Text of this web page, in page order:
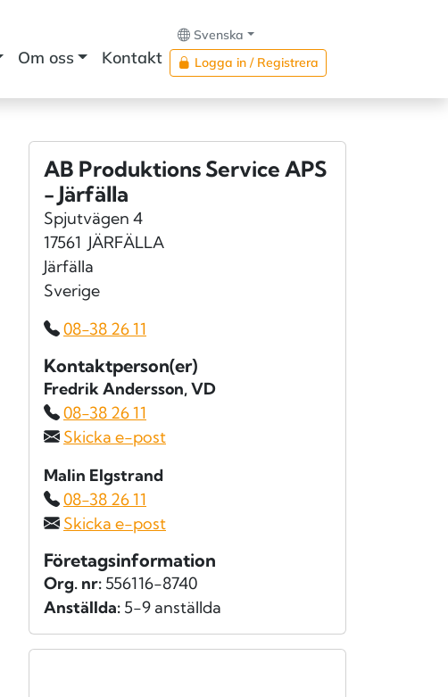
Om oss Kontakt
Svenska
Logga in / Registrera
AB Produktions Service APS
- Järfälla
Spjutvägen 4
17561 JÄRFÄLLA
Järfälla
Sverige
08-38 26 11
Kontaktperson(er)
Fredrik Andersson, VD
08-38 26 11
Skicka e-post
Malin Elgstrand
08-38 26 11
Skicka e-post
Företagsinformation
Org. nr: 556116-8740
Anställda: 5-9 anställda